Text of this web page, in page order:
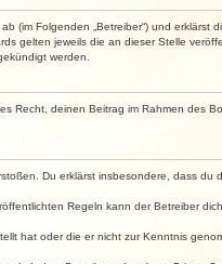
(im Folgenden „Betreiber“) und
gelten jeweils die an dieser Stelle
werden.
Recht, deinen Beitrag im Rahmen des
Du erklärst insbesondere, dass
Regeln kann der Betreiber
hat oder die er nicht zur Kenntnis